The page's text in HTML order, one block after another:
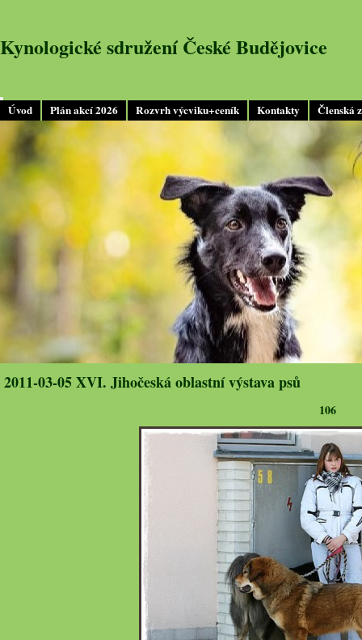
Úvod Plán akcí 2026 Rozvrh výcviku+ceník Kontakty Členská
Kynologické sdružení České Budějovice
2011-03-05 XVI. Jihočeská oblastní výstava psů
106